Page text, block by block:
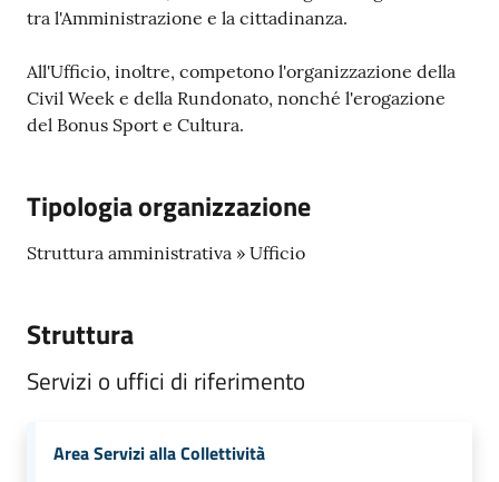
tra l'Amministrazione e la cittadinanza.
All'Ufficio, inoltre, competono l'organizzazione della
Civil Week e della Rundonato, nonché l'erogazione
del Bonus Sport e Cultura.
Tipologia organizzazione
Struttura amministrativa » Ufficio
Struttura
Servizi o uffici di riferimento
Area Servizi alla Collettività